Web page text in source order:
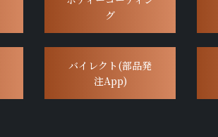
グ
バイレクト(部品発
注App)